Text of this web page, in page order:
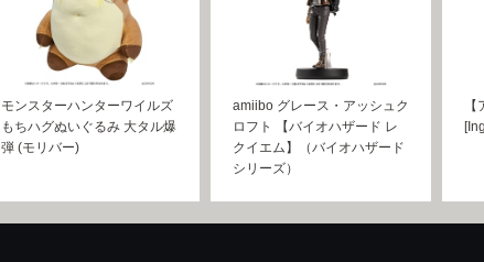
モンスターハンターワイルズ
もちハグぬいぐるみ 大タル爆
弾 (モリバー)
amiibo グレース・アッシュク
ロフト 【バイオハザード レ
クイエム】（バイオハザード
シリーズ）